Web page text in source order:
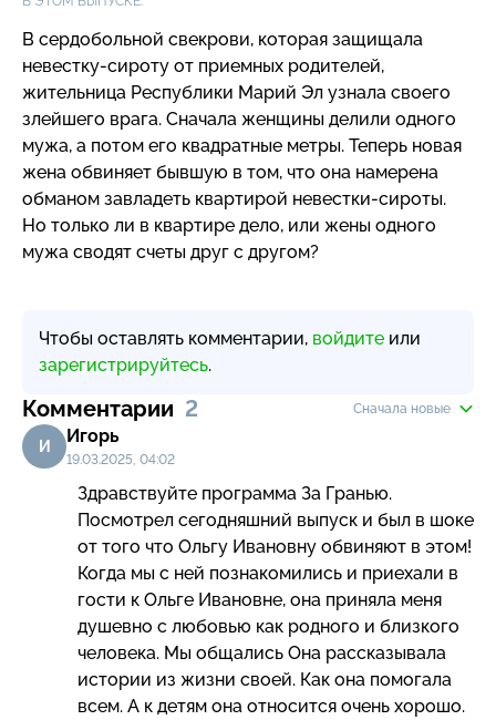
В сердобольной свекрови, которая защищала
невестку-сироту от приемных родителей,
жительница Республики Марий Эл узнала своего
злейшего врага. Сначала женщины делили одного
мужа, а потом его квадратные метры. Теперь новая
жена обвиняет бывшую в том, что она намерена
обманом завладеть квартирой невестки-сироты.
Но только ли в квартире дело, или жены одного
мужа сводят счеты друг с другом?
Чтобы оставлять комментарии, войдите или
зарегистрируйтесь.
Комментарии 2 Сначала новые
И Игорь
19.03.2025, 04:02
Здравствуйте программа За Гранью.
Посмотрел сегодняшний выпуск и был в шоке
от того что Ольгу Ивановну обвиняют в этом!
Когда мы с ней познакомились и приехали в
гости к Ольге Ивановне, она приняла меня
душевно с любовью как родного и близкого
человека. Мы общались Она рассказывала
истории из жизни своей. Как она помогала
всем. А к детям она относится очень хорошо.